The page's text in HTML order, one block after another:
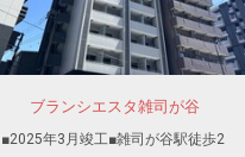
ブランシエスタ雑司が谷
■2025年3月竣工■雑司が谷駅徒歩2